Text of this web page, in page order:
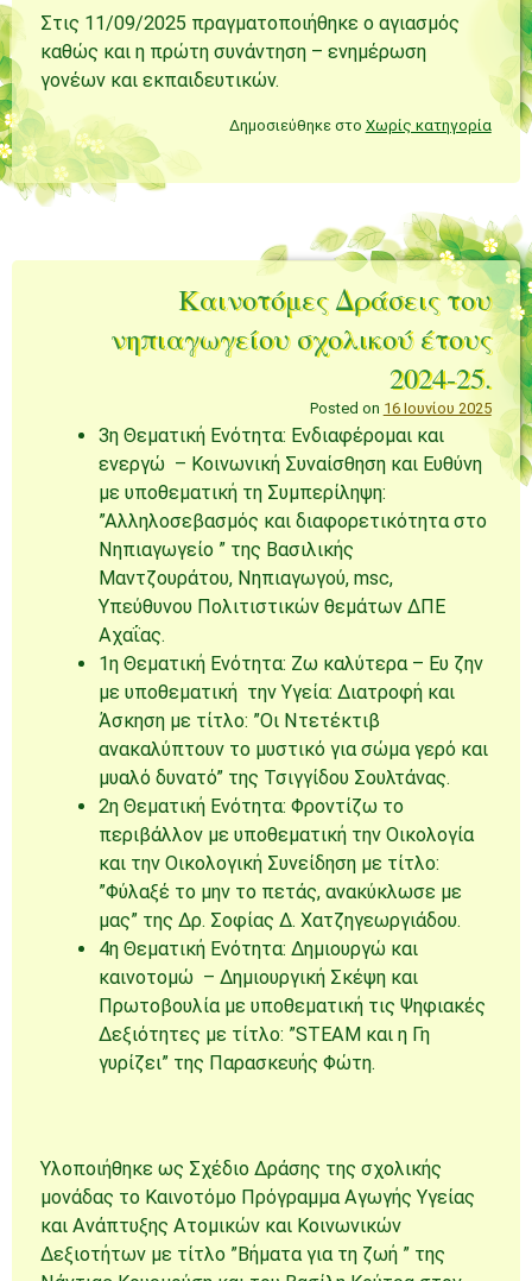
Στις 11/09/2025 πραγματοποιήθηκε ο αγιασμός
καθώς και η πρώτη συνάντηση – ενημέρωση
γονέων και εκπαιδευτικών.
Δημοσιεύθηκε στο Χωρίς κατηγορία
Καινοτόμες Δράσεις του
νηπιαγωγείου σχολικού έτους
2024-25.
Posted on 16 Ιουνίου 2025
3η Θεματική Ενότητα: Ενδιαφέρομαι και
ενεργώ – Κοινωνική Συναίσθηση και Ευθύνη
με υποθεματική τη Συμπερίληψη:
”Αλληλοσεβασμός και διαφορετικότητα στο
Νηπιαγωγείο ” της Βασιλικής
Μαντζουράτου, Νηπιαγωγού, msc,
Υπεύθυνου Πολιτιστικών θεμάτων ΔΠΕ
Αχαΐας.
1η Θεματική Ενότητα: Zω καλύτερα – Ευ ζην
με υποθεματική την Υγεία: Διατροφή και
Άσκηση με τίτλο: ”Οι Ντετέκτιβ
ανακαλύπτουν το μυστικό για σώμα γερό και
μυαλό δυνατό” της Τσιγγίδου Σουλτάνας.
2η Θεματική Ενότητα: Φροντίζω το
περιβάλλον με υποθεματική την Οικολογία
και την Οικολογική Συνείδηση με τίτλο:
”Φύλαξέ το μην το πετάς, ανακύκλωσε με
μας” της Δρ. Σοφίας Δ. Χατζηγεωργιάδου.
4η Θεματική Ενότητα: Δημιουργώ και
καινοτομώ – Δημιουργική Σκέψη και
Πρωτοβουλία με υποθεματική τις Ψηφιακές
Δεξιότητες με τίτλο: ”STEAM και η Γη
γυρίζει” της Παρασκευής Φώτη.
Υλοποιήθηκε ως Σχέδιο Δράσης της σχολικής
μονάδας το Καινοτόμο Πρόγραμμα Αγωγής Υγείας
και Ανάπτυξης Ατομικών και Κοινωνικών
Δεξιοτήτων με τίτλο ”Βήματα για τη ζωή ” της